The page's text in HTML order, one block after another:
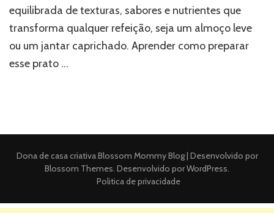
equilibrada de texturas, sabores e nutrientes que
transforma qualquer refeição, seja um almoço leve
ou um jantar caprichado. Aprender como preparar
esse prato …
Dona de casa criativaBlossom Mommy Blog | Desenvolvido por
Blossom Themes. Desenvolvido porWordPress.
Politica de privacidade